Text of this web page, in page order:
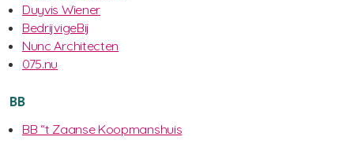
Duyvis Wiener
BedrijvigeBij
Nunc Architecten
075.nu
BB
BB “t Zaanse Koopmanshuis